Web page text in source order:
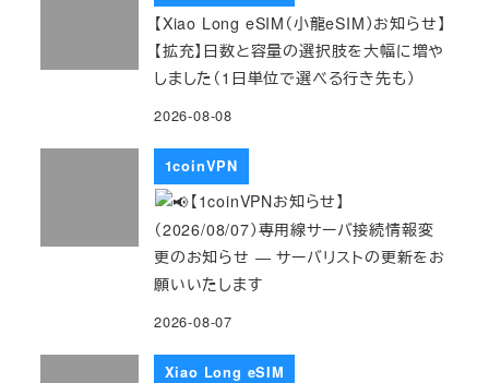
【Xiao Long eSIM（小龍eSIM）お知らせ】
【拡充】日数と容量の選択肢を大幅に増や
しました（1日単位で選べる行き先も）
2026-08-08
1coinVPN
【1coinVPNお知らせ】
（2026/08/07）専用線サーバ接続情報変
更のお知らせ ― サーバリストの更新をお
願いいたします
2026-08-07
Xiao Long eSIM